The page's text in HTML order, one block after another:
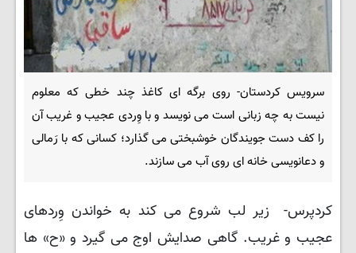
سرویس کردستان- روی برگه ای کاغذ چند خطی که معلوم
نیست به چه زبانی است می نویسد و با وِردی عجیب و غریب آن
را کف دست جویندگان خوشبختی می گذارد؛ کسانی که با رَمالی
و دعانویسی خانه ای روی آب می سازند.
کردپرس- زیر لب شروع می کند به خواندن وِردهای
عجیب و غریب. گاهی صدایش اوج می گیرد و «ح» ها